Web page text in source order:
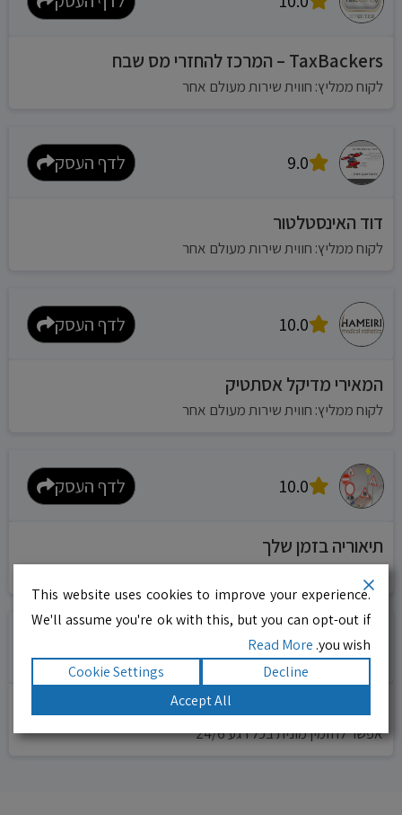
TaxBackers – המרכז להחזרי מס שבח
לקוח ממליץ: חווית שירות מעולם אחר
9.0 לדף העסק
דוד האינסטלטור
לקוח ממליץ: חווית שירות מעולם אחר
10.0 לדף העסק
המאירי מדיקל אסתטיק
לקוח ממליץ: חווית שירות מעולם אחר
10.0 לדף העסק
תיאוריה בזמן שלך
10.0
אפשר להזמין מונית בכל רגע 24/6
This website uses cookies to improve your experience.
We'll assume you're ok with this, but you can opt-out if
you wish.
Read More
Decline
Cookie Settings
Accept All